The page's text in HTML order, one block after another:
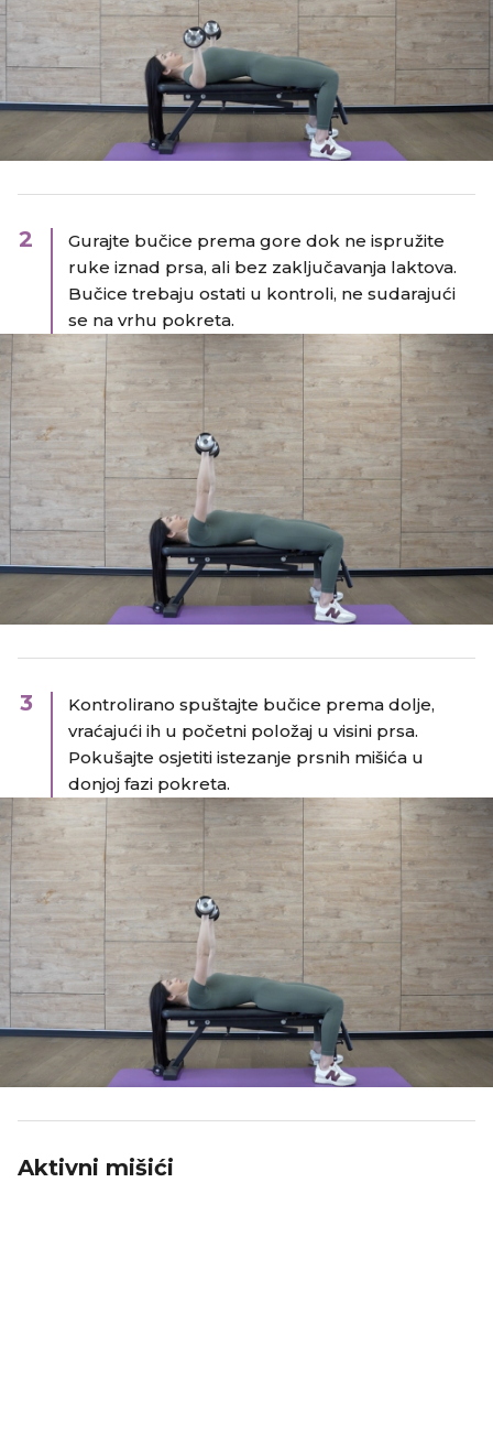
2
Gurajte bučice prema gore dok ne ispružite
ruke iznad prsa, ali bez zaključavanja laktova.
Bučice trebaju ostati u kontroli, ne sudarajući
se na vrhu pokreta.
3
Kontrolirano spuštajte bučice prema dolje,
vraćajući ih u početni položaj u visini prsa.
Pokušajte osjetiti istezanje prsnih mišića u
donjoj fazi pokreta.
Aktivni mišići